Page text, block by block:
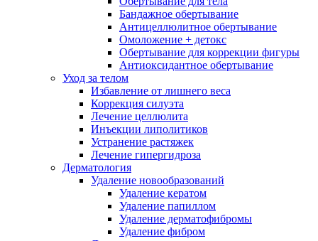
Бандажное обертывание
Антицеллюлитное обертывание
Омоложение + детокс
Обертывание для коррекции фигуры
Антиоксидантное обертывание
Уход за телом
Избавление от лишнего веса
Коррекция силуэта
Лечение целлюлита
Инъекции липолитиков
Устранение растяжек
Лечение гипергидроза
Дерматология
Удаление новообразований
Удаление кератом
Удаление папиллом
Удаление дерматофибромы
Удаление фибром